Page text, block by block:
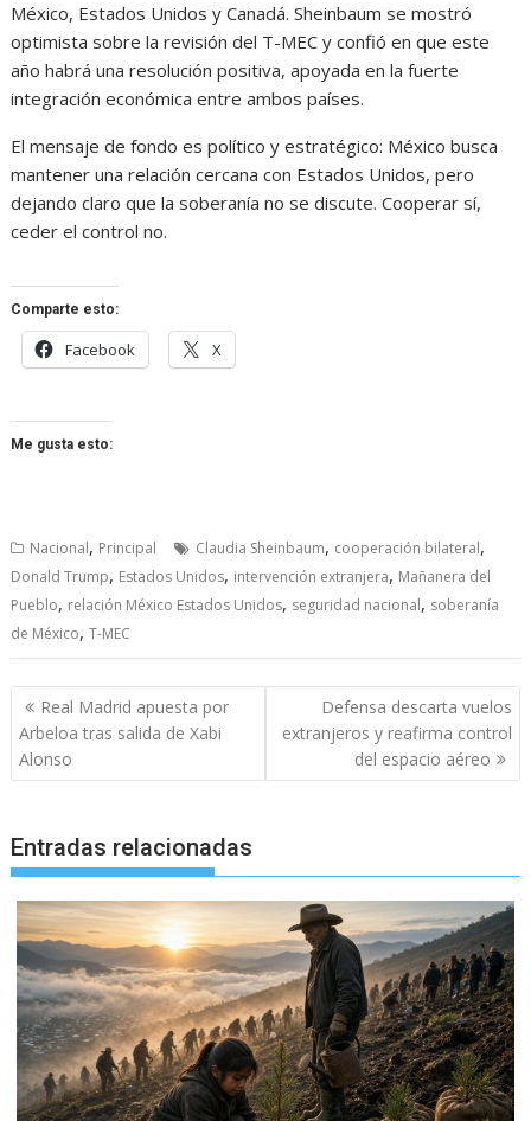
México, Estados Unidos y Canadá. Sheinbaum se mostró
optimista sobre la revisión del T-MEC y confió en que este
año habrá una resolución positiva, apoyada en la fuerte
integración económica entre ambos países.
El mensaje de fondo es político y estratégico: México busca
mantener una relación cercana con Estados Unidos, pero
dejando claro que la soberanía no se discute. Cooperar sí,
ceder el control no.
Comparte esto:
Facebook X
Me gusta esto:
Nacional, Principal Claudia Sheinbaum, cooperación bilateral,
Donald Trump, Estados Unidos, intervención extranjera, Mañanera del
Pueblo, relación México Estados Unidos, seguridad nacional, soberanía
de México,T-MEC
Navegación
de
entradas
Real Madrid apuesta por
Arbeloa tras salida de Xabi
Alonso
Defensa descarta vuelos
extranjeros y reafirma control
del espacio aéreo
Entradas relacionadas